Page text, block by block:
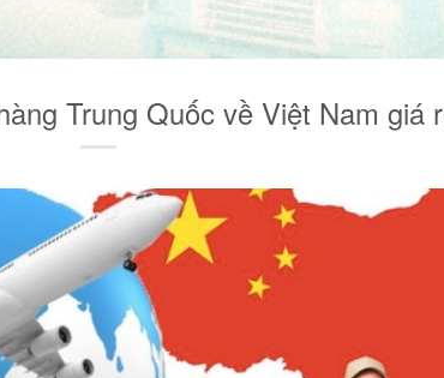
Trung Quốc về Việt Nam giá